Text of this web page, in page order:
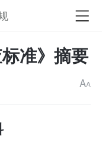
准》摘要
AA